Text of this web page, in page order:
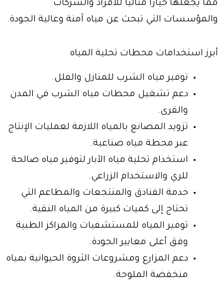
مما يجعلها خيارًا مثاليًا للأفراد والشركات
والمؤسسات التي تبحث عن مياه آمنة وعالية الجودة.
أبرز استخدامات محطات تحلية المياه
توفير مياه الشرب للمنازل والفلل.
دعم تشغيل محطات مياه الشرب في المدن
والقرى.
تزويد المصانع بالمياه اللازمة لعمليات الإنتاج
عبر محطة مياه صناعية.
استخدام تحلية مياه الآبار لتوفير مياه صالحة
للري والاستخدام الزراعي.
خدمة الفنادق والمنتجعات والمطاعم التي
تحتاج إلى كميات كبيرة من المياه النقية.
توفير المياه للمستشفيات والمراكز الطبية
وفق أعلى معايير الجودة.
دعم المزارع ومشروعات الثروة الحيوانية بمياه
منخفضة الملوحة.